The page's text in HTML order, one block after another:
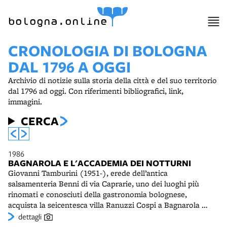
bologna.online
CRONOLOGIA DI BOLOGNA
DAL 1796 A OGGI
Archivio di notizie sulla storia della città e del suo territorio
dal 1796 ad oggi. Con riferimenti bibliografici, link,
immagini.
CERCA
1986
BAGNAROLA E L'ACCADEMIA DEI NOTTURNI
Giovanni Tamburini (1951-), erede dell’antica
salsamenteria Benni di via Caprarie, uno dei luoghi più
rinomati e conosciuti della gastronomia bolognese,
acquista la seicentesca villa Ranuzzi Cospi a Bagnarola di
Budrio, con l’idea di realizzare un ambiente conviviale e
dettagli